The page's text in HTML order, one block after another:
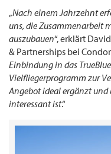
„Nach einem Jahrzehnt
uns, die Zusammenarbeit
auszubauen“, erklärt
& Partnerships bei Condor.
Einbindung in das
Vielfliegerprogramm zur
Angebot ideal ergänzt und
interessant ist.“